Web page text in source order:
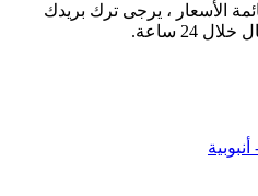
الأسعار ، يرجى ترك بريدك
24 ساعة.